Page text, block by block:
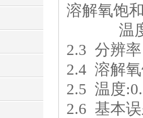
溶解氧饱
温
2.3 分辨
2.4 溶解
2.5 温度
2.6 基本